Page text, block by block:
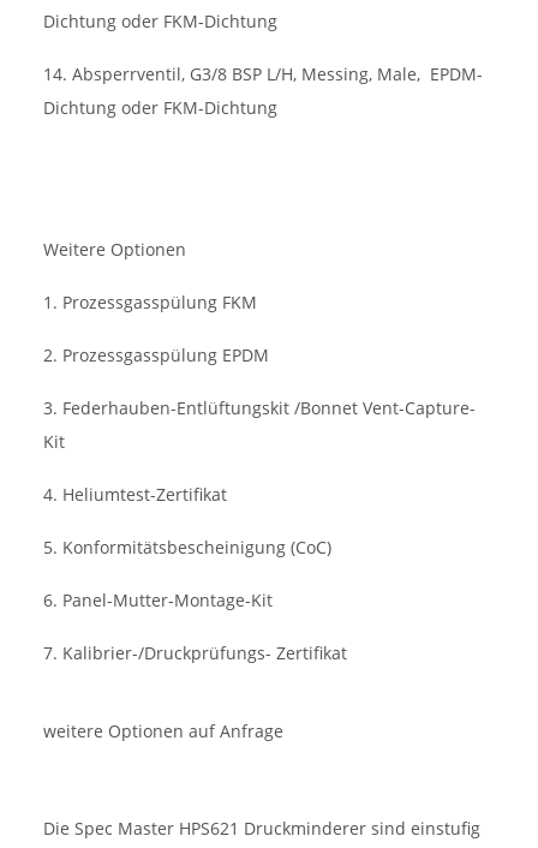
Dichtung oder FKM-Dichtung
14. Absperrventil, G3/8 BSP L/H, Messing, Male, EPDM-
Dichtung oder FKM-Dichtung
Weitere Optionen
1. Prozessgasspülung FKM
2. Prozessgasspülung EPDM
3. Federhauben-Entlüftungskit /Bonnet Vent-Capture-
Kit
4. Heliumtest-Zertifikat
5. Konformitätsbescheinigung (CoC)
6. Panel-Mutter-Montage-Kit
7. Kalibrier-/Druckprüfungs- Zertifikat
weitere Optionen auf Anfrage
Die Spec Master HPS621 Druckminderer sind einstufig